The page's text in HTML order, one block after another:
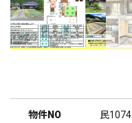
物件NO 民1074